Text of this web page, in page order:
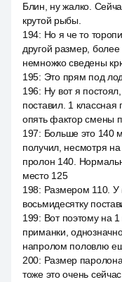
Блин, ну жалко.
крутой рыбы.
194: Но я че то
другой размер,
немножко сведены
195: Это прям под
196: Ну вот я
поставил. 1 классная
опять фактор смены
197: Больше это 140
получил, несмотря
пролон 140.
место 125
198: Размером 110. У
восьмидесятку
199: Вот поэтому на
приманки,
напролом половлю
200: Размер паролона
тоже это очень